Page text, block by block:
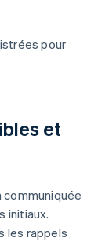
pour
et
initiaux.
les rappels